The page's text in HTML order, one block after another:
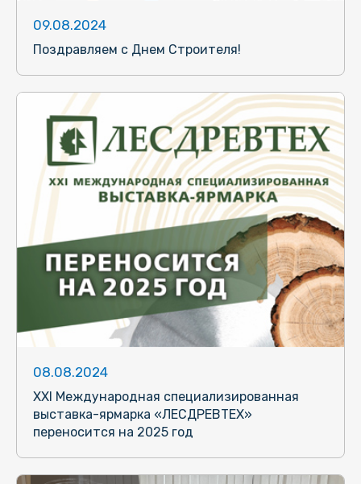
09.08.2024
Поздравляем с Днем Строителя!
08.08.2024
XXI Международная специализированная
выставка-ярмарка «ЛЕСДРЕВТЕХ»
переносится на 2025 год